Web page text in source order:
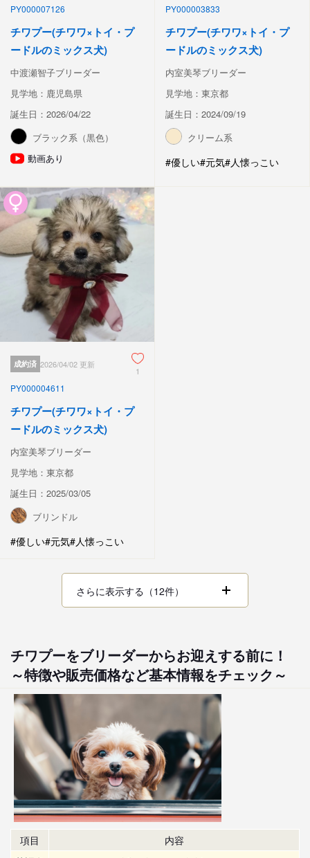
PY000007126
チワプー(チワワ×トイ・プ
ードルのミックス犬)
中渡瀬智子ブリーダー
見学地：鹿児島県
誕生日：2026/04/22
ブラック系（黒色）
動画あり
PY000003833
チワプー(チワワ×トイ・プ
ードルのミックス犬)
内室美琴ブリーダー
見学地：東京都
誕生日：2024/09/19
クリーム系
#優しい#元気#人懐っこい
成約済 2026/04/02 更新
1
PY000004611
チワプー(チワワ×トイ・プ
ードルのミックス犬)
内室美琴ブリーダー
見学地：東京都
誕生日：2025/03/05
ブリンドル
#優しい#元気#人懐っこい
さらに表示する（12件）
チワプーをブリーダーからお迎えする前に！
～特徴や販売価格など基本情報をチェック～
項目
内容